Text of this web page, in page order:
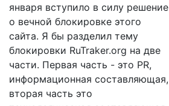
января вступило в силу решение
о вечной блокировке этого
сайта. Я бы разделил тему
блокировки RuTraker.org на две
части. Первая часть - это PR,
информационная составляющая,
вторая часть это